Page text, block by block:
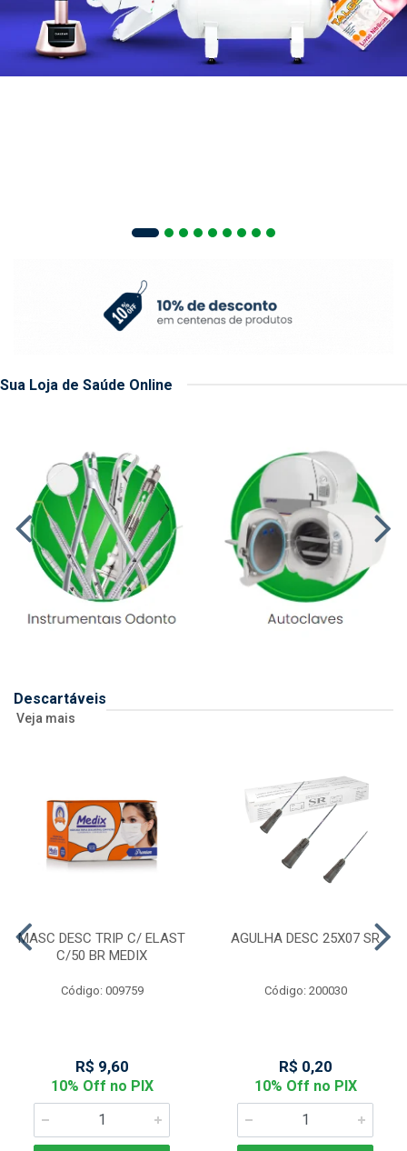
Sua Loja de Saúde Online
Descartáveis
Veja mais
MASC DESC TRIP C/ ELAST
C/50 BR MEDIX
Código: 009759
R$ 9,60
10% Off no PIX
AGULHA DESC 25X07 SR
Código: 200030
R$ 0,20
10% Off no PIX